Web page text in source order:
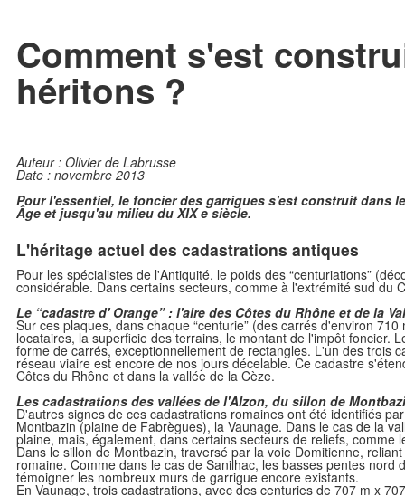
Comment s'est
héritons ?
Auteur : Olivier de Labrusse
Date : novembre 2013
Pour l'essentiel, le foncier des garrigues s'est construit dans
Âge et jusqu'au milieu du XIX e siècle.
L'héritage actuel des cadastrations antiques
Pour les spécialistes de l'Antiquité, le poids des “centuriations”
considérable. Dans certains secteurs, comme à l'extrémité sud du
Le “cadastre d' Orange” : l'aire des Côtes du Rhône et de la
Sur ces plaques, dans chaque “centurie” (des carrés d'environ
locataires, la superficie des terrains, le montant de l'impôt foncier.
forme de carrés, exceptionnellement de rectangles. L'un des trois
réseau viaire est encore de nos jours décelable. Ce cadastre
Côtes du Rhône et dans la vallée de la Cèze.
Les cadastrations des vallées de l'Alzon, du sillon de
D'autres signes de ces cadastrations romaines ont été identifiés
Montbazin (plaine de Fabrègues), la Vaunage. Dans le cas de la
plaine, mais, également, dans certains secteurs de reliefs, comme
Dans le sillon de Montbazin, traversé par la voie Domitienne,
romaine. Comme dans le cas de Sanilhac, les basses pentes
témoigner les nombreux murs de garrigue encore existants.
En Vaunage, trois cadastrations, avec des centuries de 707 m x